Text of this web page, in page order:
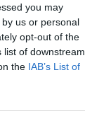
you may
us or personal
opt-out of the
list of downstream
the IAB’s List of